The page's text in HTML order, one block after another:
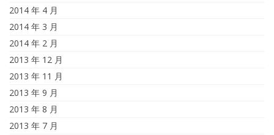
2014 年 4 月
2014 年 3 月
2014 年 2 月
2013 年 12 月
2013 年 11 月
2013 年 9 月
2013 年 8 月
2013 年 7 月